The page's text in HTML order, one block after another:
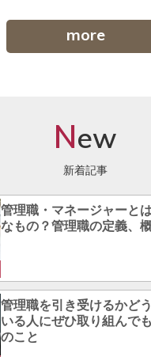
more
New
新着記事
管理職・マネージャーと
なもの？管理職の定義、
管理職を引き受けるかど
いる人にぜひ取り組んで
のこと